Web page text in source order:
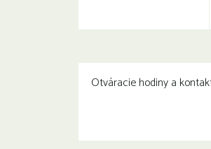
Otváracie hodiny a